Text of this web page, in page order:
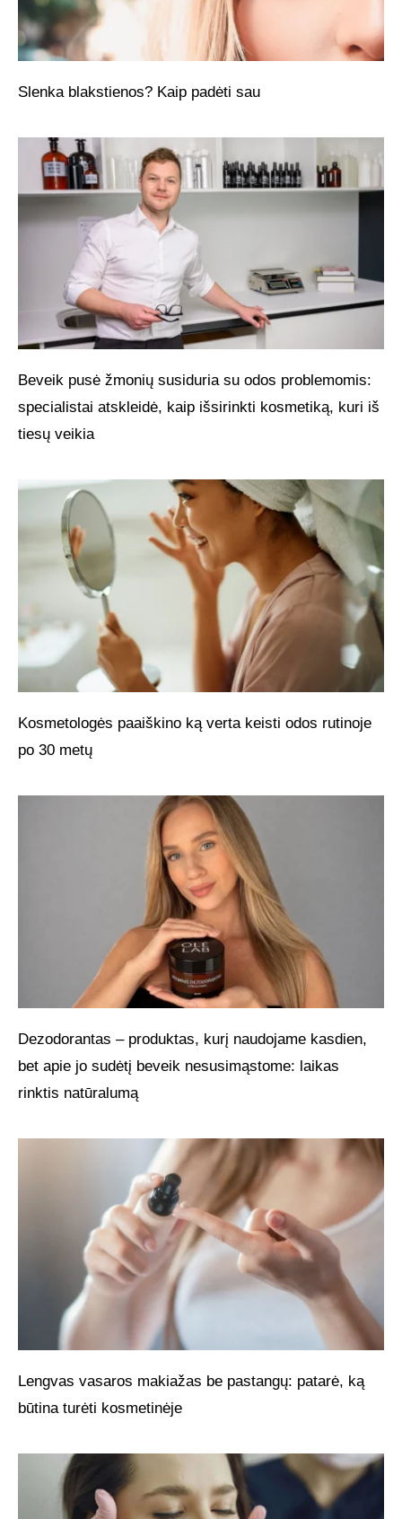
Slenka blakstienos? Kaip padėti sau
Beveik pusė žmonių susiduria su odos problemomis:
specialistai atskleidė, kaip išsirinkti kosmetiką, kuri iš
tiesų veikia
Kosmetologės paaiškino ką verta keisti odos rutinoje
po 30 metų
Dezodorantas – produktas, kurį naudojame kasdien,
bet apie jo sudėtį beveik nesusimąstome: laikas
rinktis natūralumą
Lengvas vasaros makiažas be pastangų: patarė, ką
būtina turėti kosmetinėje